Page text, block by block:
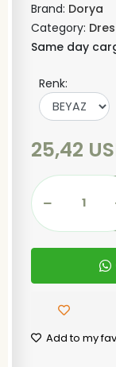
Brand: Dorya
Category:
Same day
Renk:
25,42
Add to my